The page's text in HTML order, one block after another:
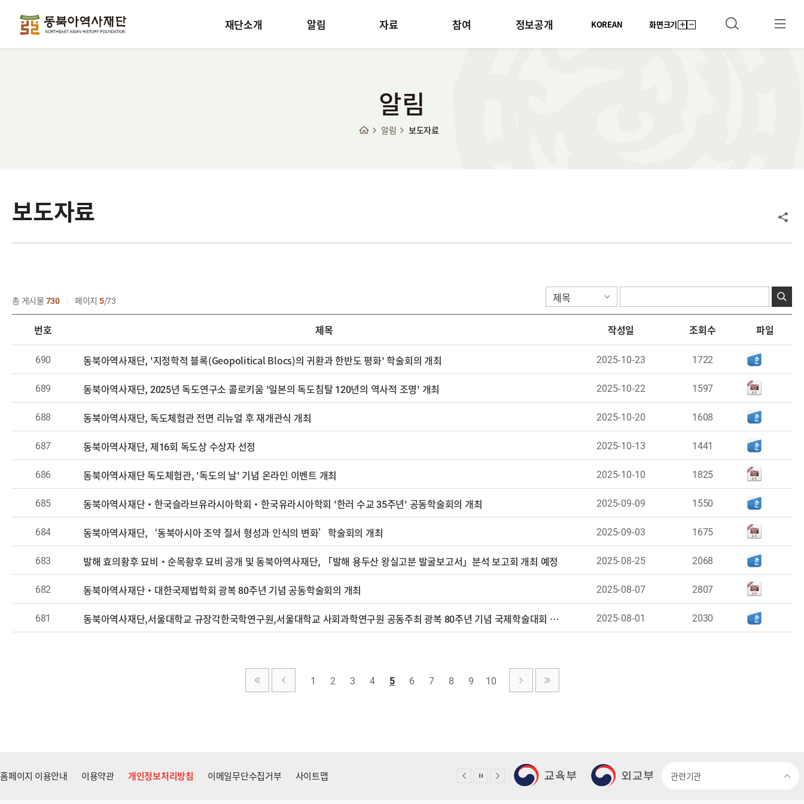
재단소개 알림 자료 참여 정보공개 KOREAN 화면크기
알림
알림 보도자료
보도자료
총 게시물 730 페이지 5 73
번호 제목 작성일 조회수 파일
690 동북아역사재단, '지정학적 블록(Geopolitical Blocs)의 귀환과 한반도 평화' 학술회의 개최 2025-10-23
1722
689
동북아역사재단, 2025년 독도연구소 콜로키움 '일본의 독도침탈 120년의 역사적 조명' 개최 2025-10-22
1597
688
동북아역사재단, 독도체험관 전면 리뉴얼 후 재개관식 개최 2025-10-20
1608
687
동북아역사재단, 제16회 독도상 수상자 선정 2025-10-13
1441
686
동북아역사재단 독도체험관, '독도의 날' 기념 온라인 이벤트 개최 2025-10-10
1825
685
동북아역사재단·한국슬라브유라시아학회·한국유라시아학회 '한러 수교 35주년' 공동학술회의 개최 2025-09-09
1550
684
동북아역사재단,‘동북아시아 조약 질서 형성과 인식의 변화’학술회의 개최 2025-09-03
1675
683
발해 효의황후 묘비·순목황후 묘비 공개 및 동북아역사재단, 「발해 용두산 왕실고분 발굴보고서」분석 보고회 개최 예정 2025-08-25
2068
682
동북아역사재단·대한국제법학회 광복 80주년 기념 공동학술회의 개최 2025-08-07
2807
681
동북아역사재단,서울대학교 규장각한국학연구원,서울대학교 사회과학연구원 공동주최 광복 80주년 기념 국제학술대회 개최(2차) 2025-08-01 2030
1 2 3 4 5 6 7 8 9 10
홈페이지 이용안내 이용약관 개인정보처리방침 이메일무단수집거부 사이트맵 관련기관